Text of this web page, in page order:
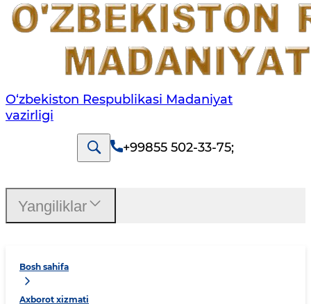
O‘zbekiston Respublikasi Madaniyat
vazirligi
+99855 502-33-75;
Bosh sahifa
Axborot xizmati
Yangiliklar